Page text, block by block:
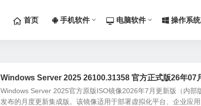
首页 手机软件 电脑软件 操作系统
Windows Server 2025 26100.31358 官方正式版26年07
Windows Server 2025官方原版ISO镜像2026年7月更新版（内部
发布的月度更新集成版。该镜像适用于部署虚拟化平台、企业应用